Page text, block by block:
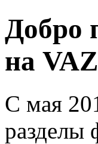
Добро
на
С мая
разделы